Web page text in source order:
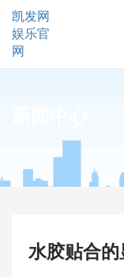
凯发网
娱乐官
网
水胶贴合